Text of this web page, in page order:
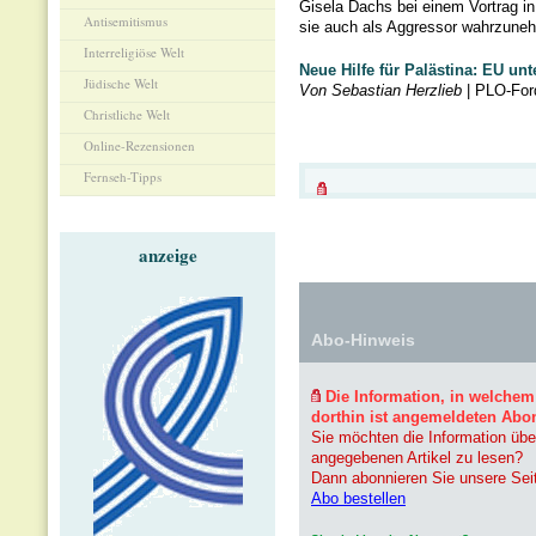
Antisemitismus
Interreligiöse Welt
Jüdische Welt
Christliche Welt
Online-Rezensionen
Fernseh-Tipps
anzeige
Gisela Dachs bei einem Vortrag
sie auch als Aggressor
Neue Hilfe für Palästina: EU
Von Sebastian Herzlieb | PLO-
Abo-Hinweis
Die Information, in
dorthin ist angemeldeten
Sie möchten die Information
angegebenen Artikel zu lesen?
Dann abonnieren Sie unsere
Abo bestellen